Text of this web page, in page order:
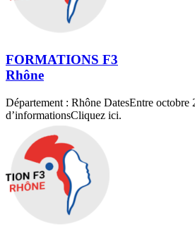
FORMATIONS F3
Rhône
Département : Rhône DatesEntre octobre
d’informationsCliquez ici.